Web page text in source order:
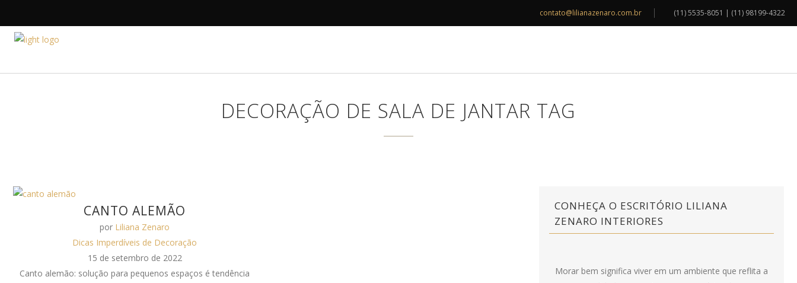
contato@lilianazenaro.com.br (11) 5535-8051 | (11) 98199-4322
DECORAÇÃO DE SALA DE JANTAR TAG
CANTO ALEMÃO
por Liliana Zenaro
Dicas Imperdíveis de Decoração
15 de setembro de 2022
Canto alemão: solução para pequenos espaços é tendência
CONHEÇA O ESCRITÓRIO LILIANA
ZENARO INTERIORES
Morar bem significa viver em um ambiente que reflita a